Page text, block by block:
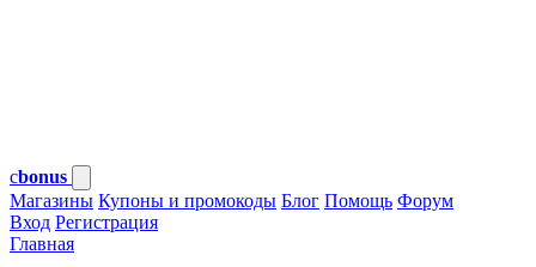
cbonus
Магазины Купоны и промокоды Блог Помощь Форум
Вход Регистрация
Главная